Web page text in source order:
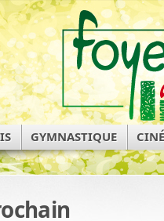
GYMNASTIQUE